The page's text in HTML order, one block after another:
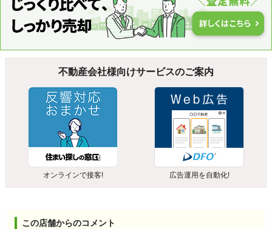
不動産会社様向けサービスのご案内
オンラインで接客! 広告運用を自動化!
この店舗からのコメント